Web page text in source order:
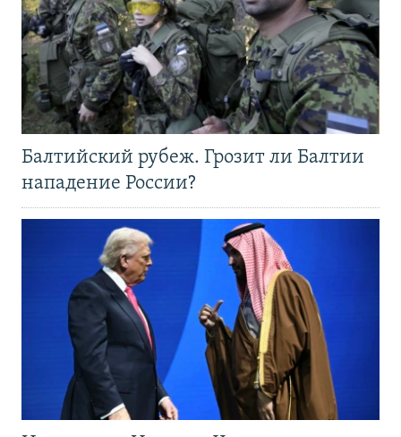
Балтийский рубеж. Грозит ли Балтии
нападение России?